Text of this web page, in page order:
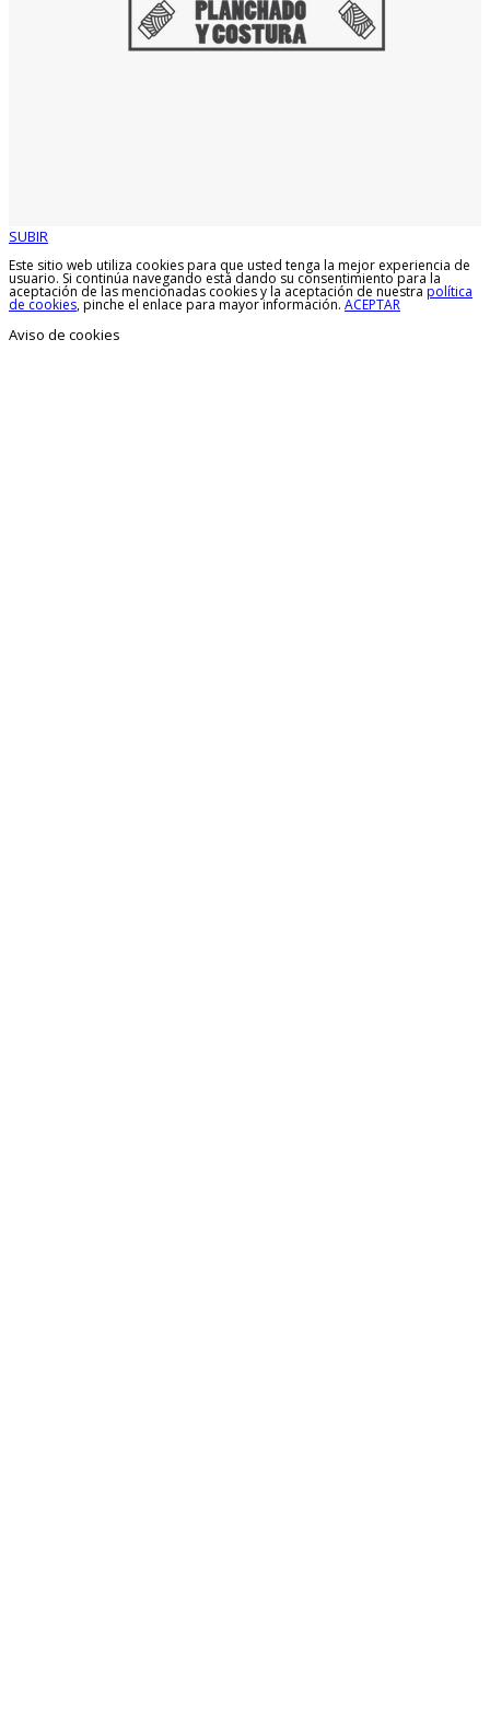
SUBIR
Este sitio web utiliza cookies para que usted tenga la mejor experiencia de
usuario. Si continúa navegando está dando su consentimiento para la
aceptación de las mencionadas cookies y la aceptación de nuestra política
de cookies, pinche el enlace para mayor información. ACEPTAR
Aviso de cookies